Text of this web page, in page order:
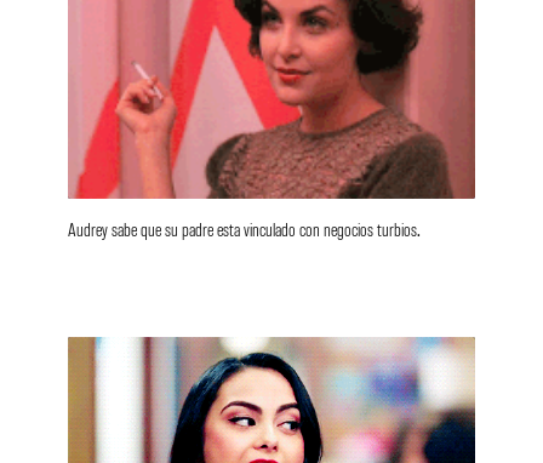
Audrey sabe que su padre esta vinculado con negocios turbios.